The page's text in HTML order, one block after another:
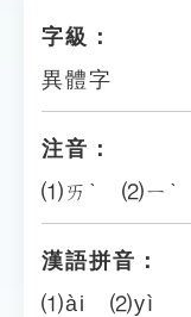
字級：
異體字
注音：
⑴ㄞˋ ⑵ㄧˋ
漢語拼音：
⑴ài ⑵yì